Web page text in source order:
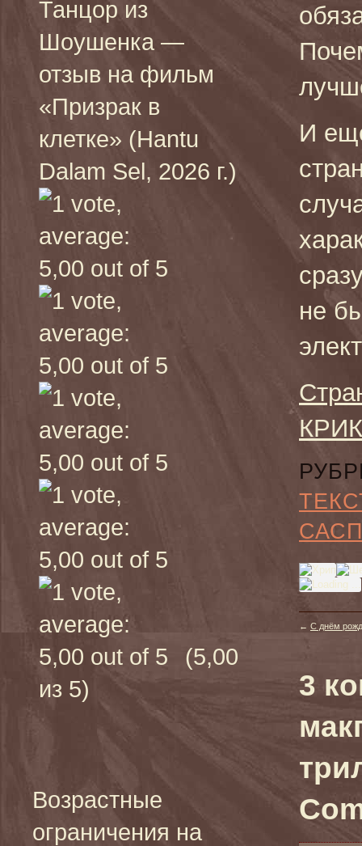
Танцор из
Шоушенка —
отзыв на фильм
«Призрак в
клетке» (Hantu
Dalam Sel, 2026 г.)
(5,00
из 5)
Возрастные
ограничения на
И
не
← С днём
3